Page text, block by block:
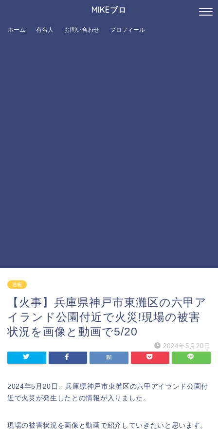
MIKEブロ
ホーム 有名人 お問い合わせ プロフィール
速報
【火事】兵庫県神戸市東灘区の六甲ア
イランド公園付近で火災!現場の被害
状況を画像と動画で5/20
2024年5月20日
2024年5月20日、兵庫県神戸市東灘区の六甲アイランド公園付
近で火災が発生したとの情報が入りました。
現場の被害状況を画像と動画で紹介していきたいと思います。